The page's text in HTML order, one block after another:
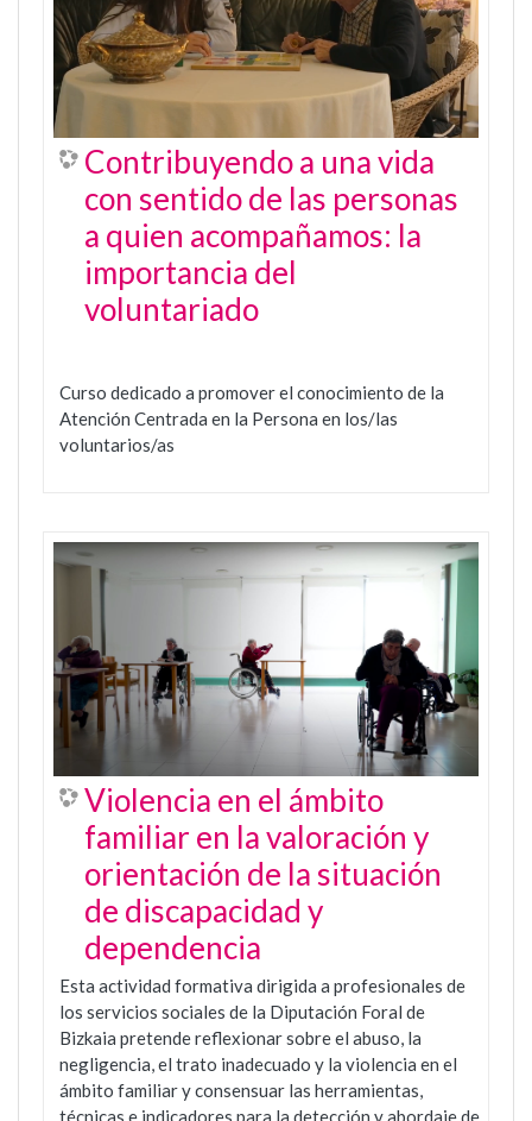
Contribuyendo a una vida
con sentido de las personas
a quien acompañamos: la
importancia del
voluntariado
Curso dedicado a promover el conocimiento de la
Atención Centrada en la Persona en los/las
voluntarios/as
Violencia en el ámbito
familiar en la valoración y
orientación de la situación
de discapacidad y
dependencia
Esta actividad formativa dirigida a profesionales de
los servicios sociales de la Diputación Foral de
Bizkaia pretende reflexionar sobre el abuso, la
negligencia, el trato inadecuado y la violencia en el
ámbito familiar y consensuar las herramientas,
técnicas e indicadores para la detección y abordaje de